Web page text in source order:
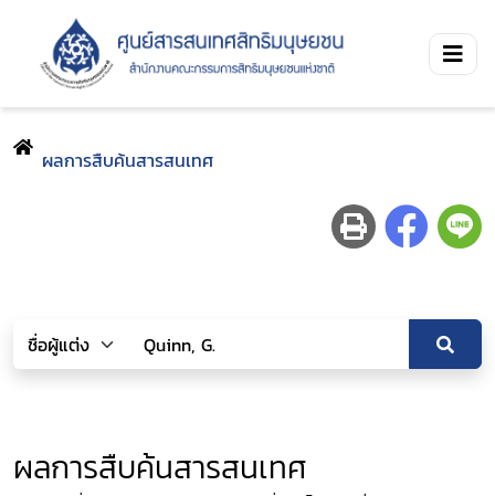
ผลการสืบค้นสารสนเทศ
ผลการสืบค้นสารสนเทศ